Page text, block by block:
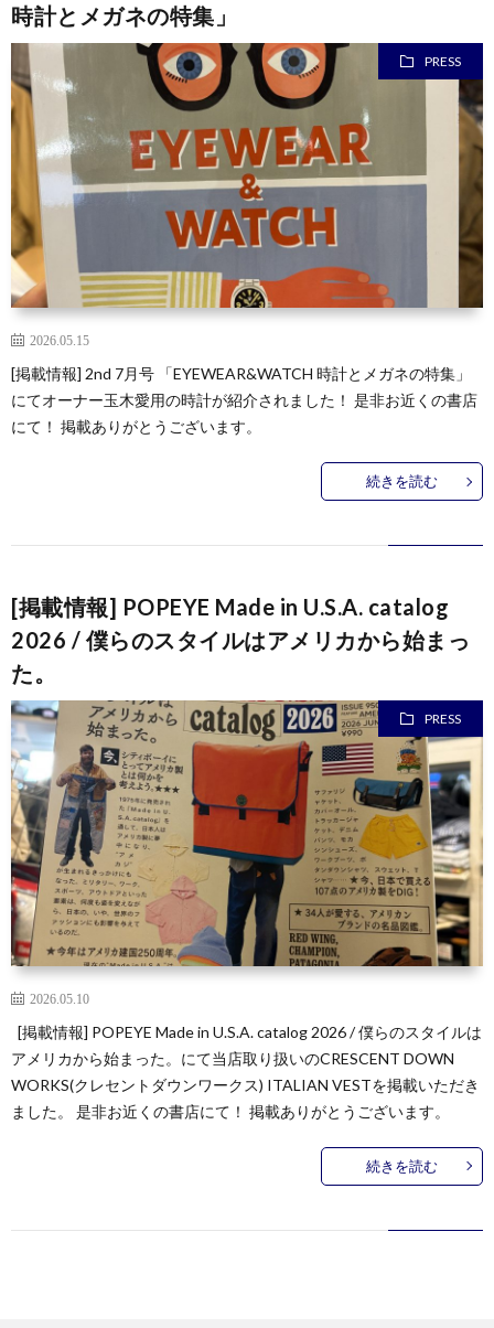
時計とメガネの特集」
PRESS
2026.05.15
[掲載情報] 2nd 7月号 「EYEWEAR&WATCH 時計とメガネの特集」
にてオーナー玉木愛用の時計が紹介されました！ 是非お近くの書店
にて！ 掲載ありがとうございます。
続きを読む
[掲載情報] POPEYE Made in U.S.A. catalog
2026 / 僕らのスタイルはアメリカから始まっ
た。
PRESS
2026.05.10
[掲載情報] POPEYE Made in U.S.A. catalog 2026 / 僕らのスタイルは
アメリカから始まった。にて当店取り扱いのCRESCENT DOWN
WORKS(クレセントダウンワークス) ITALIAN VESTを掲載いただき
ました。 是非お近くの書店にて！ 掲載ありがとうございます。
続きを読む